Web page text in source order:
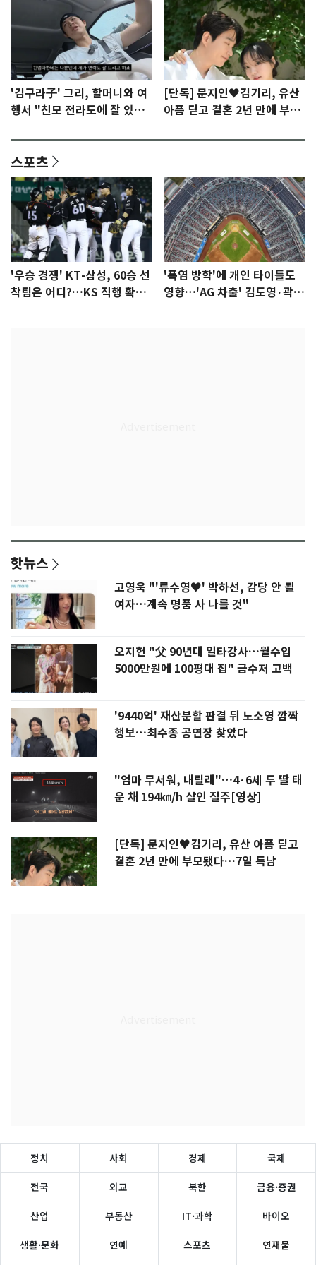
'김구라子' 그리, 할머니와 여
행서 "친모 전라도에 잘 있
[단독] 문지인♥김기리, 유산
아픔 딛고 결혼 2년 만에 부모
스포츠
'우승 경쟁' KT-삼성, 60승 선
착팀은 어디?…KS 직행 확률
'폭염 방학'에 개인 타이틀도
영향…'AG 차출' 김도영·곽빈
핫뉴스
고영욱 "'류수영♥' 박하선, 감당 안 될
여자…계속 명품 사 나를 것"
오지헌 "父 90년대 일타강사…월수입
5000만원에 100평대 집" 금수저 고백
'9440억' 재산분할 판결 뒤 노소영 깜짝
행보…최수종 공연장 찾았다
"엄마 무서워, 내릴래"…4·6세 두 딸 태
운 채 194㎞/h 살인 질주[영상]
[단독] 문지인♥김기리, 유산 아픔 딛고
결혼 2년 만에 부모됐다…7일 득남
정치 사회 경제 국제
전국 외교 북한 금융·증권
산업 부동산 IT·과학 바이오
생활·문화 연예 스포츠 연재물